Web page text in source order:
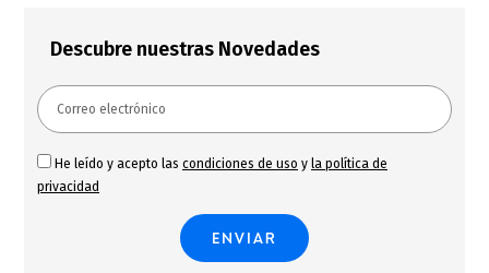
Descubre nuestras Novedades
He leído y acepto las condiciones de uso y la política de
privacidad